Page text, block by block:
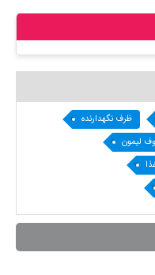
ظرف نگهدارنده
لیمون